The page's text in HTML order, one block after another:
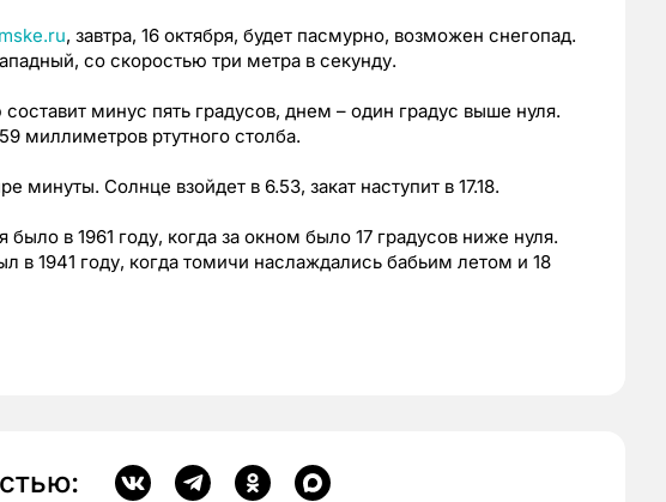
, завтра, 16 октября, будет пасмурно, возможен снегопад.
со скоростью три метра в секунду.
минус пять градусов, днем – один градус выше нуля.
миллиметров ртутного столба.
минуты. Солнце взойдет в 6.53, закат наступит в 17.18.
в 1961 году, когда за окном было 17 градусов ниже нуля.
в 1941 году, когда томичи наслаждались бабьим летом и 18